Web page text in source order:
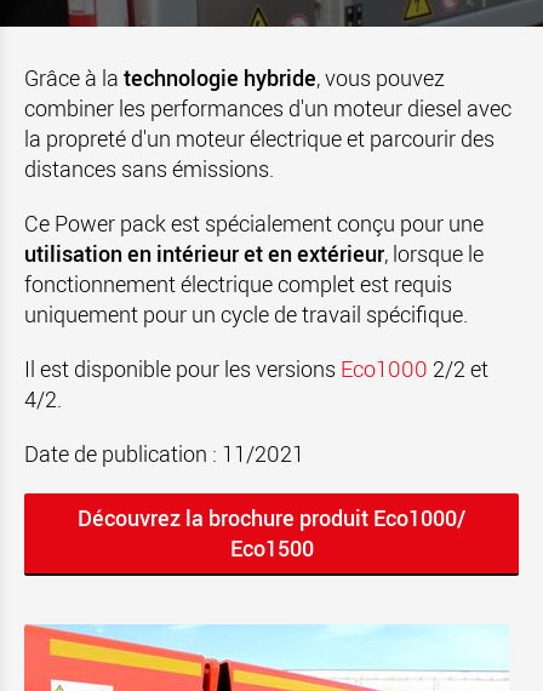
Grâce à la technologie hybride, vous pouvez
combiner les performances d'un moteur diesel avec
la propreté d'un moteur électrique et parcourir des
distances sans émissions.
Ce Power pack est spécialement conçu pour une
utilisation en intérieur et en extérieur, lorsque le
fonctionnement électrique complet est requis
uniquement pour un cycle de travail spécifique.
Il est disponible pour les versions Eco1000 2/2 et
4/2.
Date de publication : 11/2021
Découvrez la brochure produit Eco1000/
Eco1500